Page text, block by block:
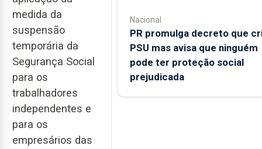
medida da
suspensão
temporária da
Segurança Social
para os
trabalhadores
independentes e
para os
empresários das
Nacional
PR promulga decreto que
PSU mas avisa que ninguém
pode ter proteção social
prejudicada